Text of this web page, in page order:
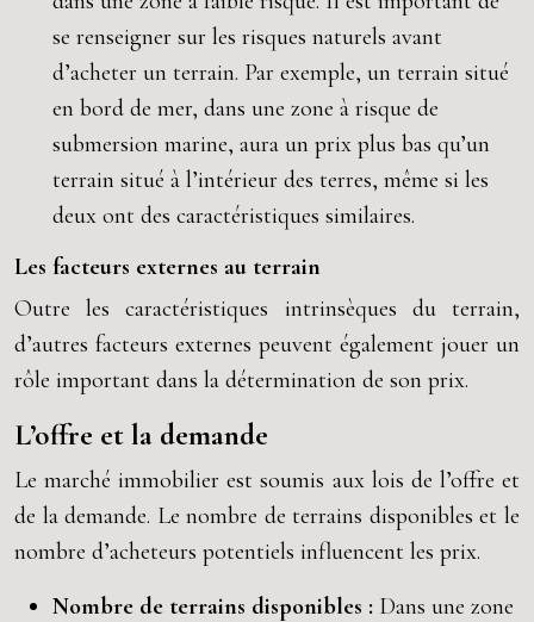
se renseigner sur les risques naturels avant
d’acheter un terrain. Par exemple, un terrain situé
en bord de mer, dans une zone à risque de
submersion marine, aura un prix plus bas qu’un
terrain situé à l’intérieur des terres, même si les
deux ont des caractéristiques similaires.
Les facteurs externes au terrain
Outre les caractéristiques intrinsèques du terrain,
d’autres facteurs externes peuvent également jouer un
rôle important dans la détermination de son prix.
L’offre et la demande
Le marché immobilier est soumis aux lois de l’offre et
de la demande. Le nombre de terrains disponibles et le
nombre d’acheteurs potentiels influencent les prix.
Nombre de terrains disponibles : Dans une zone